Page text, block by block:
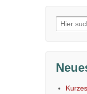
Suche
nach: